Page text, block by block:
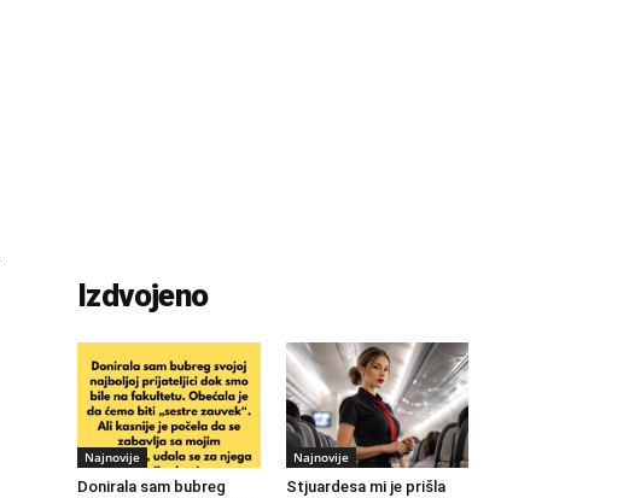
Izdvojeno
Najnovije
Donirala sam bubreg
Najnovije
Stjuardesa mi je prišla